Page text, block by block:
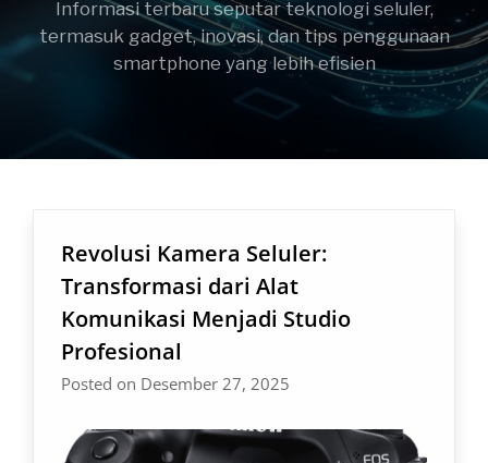
Informasi terbaru seputar teknologi seluler,
termasuk gadget, inovasi, dan tips penggunaan
smartphone yang lebih efisien
Revolusi Kamera Seluler:
Transformasi dari Alat
Komunikasi Menjadi Studio
Profesional
Posted on Desember 27, 2025